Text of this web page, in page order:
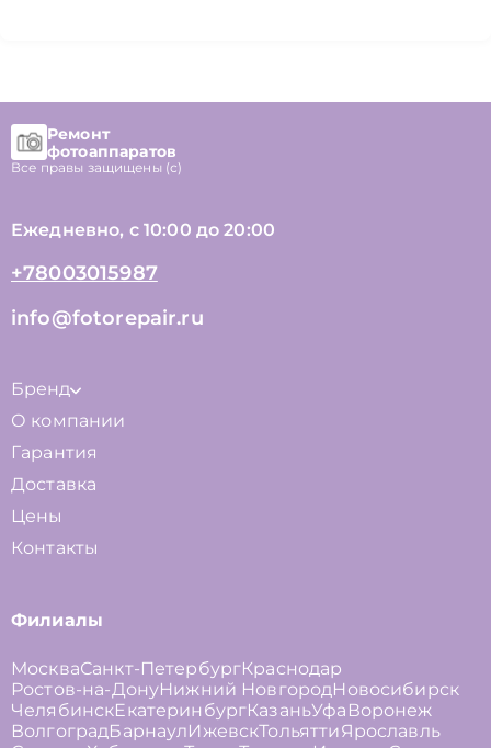
Ремонт
фотоаппаратов
Все правы защищены (с)
Ежедневно, с 10:00 до 20:00
+78003015987
info@fotorepair.ru
Бренд
О компании
Гарантия
Доставка
Цены
Контакты
Филиалы
МоскваСанкт-ПетербургКраснодар
Ростов-на-ДонуНижний НовгородНовосибирск
ЧелябинскЕкатеринбургКазаньУфа Воронеж
ВолгоградБарнаулИжевскТольяттиЯрославль